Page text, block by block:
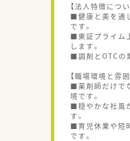
【法人特徴につい
■健康と美を通
です。
■東証プライム
します。
■調剤とOTCの
【職場環境と雰囲
■薬剤師だけで
境です。
■穏やかな社風
す。
■育児休業や短
です。